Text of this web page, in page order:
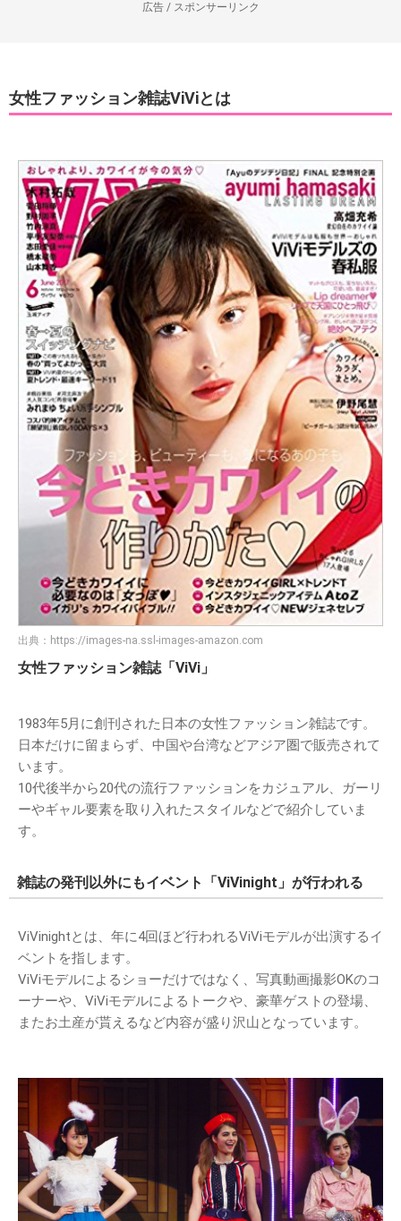
広告 / スポンサーリンク
女性ファッション雑誌ViViとは
出典： https://images-na.ssl-images-amazon.com
女性ファッション雑誌「ViVi」
1983年5月に創刊された日本の女性ファッション雑誌です。
日本だけに留まらず、中国や台湾などアジア圏で販売されて
います。
10代後半から20代の流行ファッションをカジュアル、ガーリ
ーやギャル要素を取り入れたスタイルなどで紹介していま
す。
雑誌の発刊以外にもイベント「ViVinight」が行われる
ViVinightとは、年に4回ほど行われるViViモデルが出演するイ
ベントを指します。
ViViモデルによるショーだけではなく、写真動画撮影OKのコ
ーナーや、ViViモデルによるトークや、豪華ゲストの登場、
またお土産が貰えるなど内容が盛り沢山となっています。